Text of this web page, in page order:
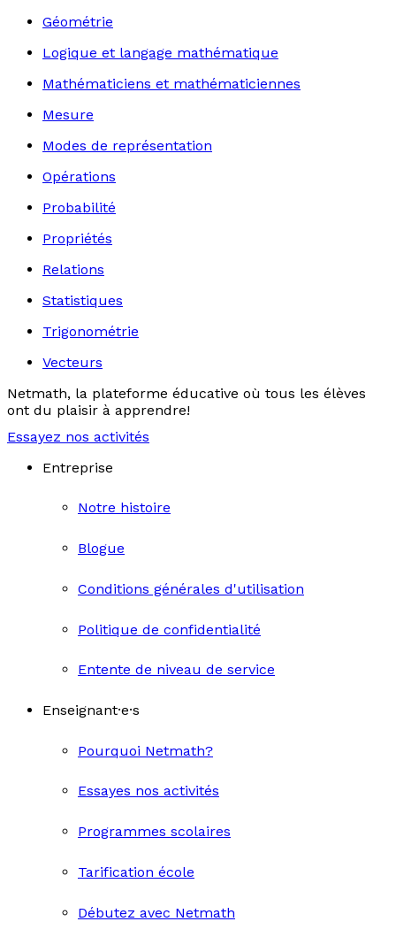
Géométrie
Logique et langage mathématique
Mathématiciens et mathématiciennes
Mesure
Modes de représentation
Opérations
Probabilité
Propriétés
Relations
Statistiques
Trigonométrie
Vecteurs
Netmath, la plateforme éducative où tous les élèves
ont du plaisir à apprendre!
Essayez nos activités
Entreprise
Notre histoire
Blogue
Conditions générales d'utilisation
Politique de confidentialité
Entente de niveau de service
Enseignant·e·s
Pourquoi Netmath?
Essayes nos activités
Programmes scolaires
Tarification école
Débutez avec Netmath